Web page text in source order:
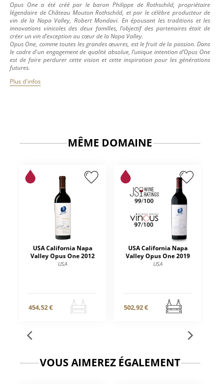
Opus One a été créé par le baron Philippe de Rothschild, propriétaire
légendaire de Château Mouton Rothschild, et par le célèbre producteur de
vin de la Napa Valley, Robert Mondavi. En épousant les traditions et les
innovations vinicoles des deux familles, l’objectif des partenaires était de
créer un vin d’exception au cœur de la Napa Valley.
Opus One, comme toutes les grandes œuvres, est le fruit de la passion. Dans
le cadre d'un engagement de qualité absolue, l’unique intention d’Opus One
est de faire perdurer cette vision et cette inspiration pour les générations
futures.
Plus d'infos
MÊME DOMAINE
USA California Napa
Valley Opus One 2012
USA
454,52 €
USA California Napa
Valley Opus One 2019
USA
502,92 €
VOUS AIMEREZ ÉGALEMENT